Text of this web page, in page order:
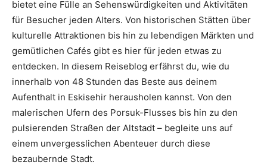
bietet eine Fülle an Sehenswürdigkeiten und Aktivitäten
für Besucher jeden Alters. Von historischen Stätten über
kulturelle Attraktionen bis hin zu lebendigen Märkten und
gemütlichen Cafés gibt es hier für jeden etwas zu
entdecken. In diesem Reiseblog erfährst du, wie du
innerhalb von 48 Stunden das Beste aus deinem
Aufenthalt in Eskisehir herausholen kannst. Von den
malerischen Ufern des Porsuk-Flusses bis hin zu den
pulsierenden Straßen der Altstadt – begleite uns auf
einem unvergesslichen Abenteuer durch diese
bezaubernde Stadt.